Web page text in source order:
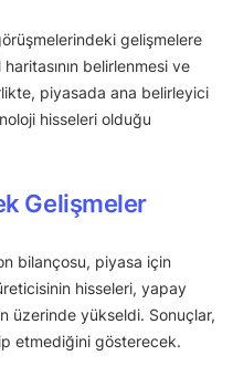
gelişmelere
belirlenmesi ve
piyasada ana belirleyici
hisseleri olduğu
Gelişmeler
bilançosu, piyasa için
hisseleri, yapay
üzerinde yükseldi. Sonuçlar,
etmediğini gösterecek.